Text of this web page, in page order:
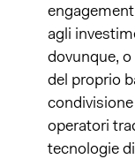
agli
dovunque, o
del proprio
operatori
tecnologie